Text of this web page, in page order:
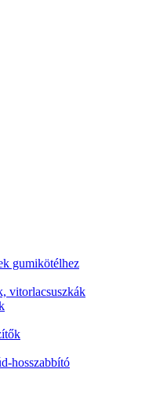
gumikötélhez
vitorlacsuszkák
hosszabbító